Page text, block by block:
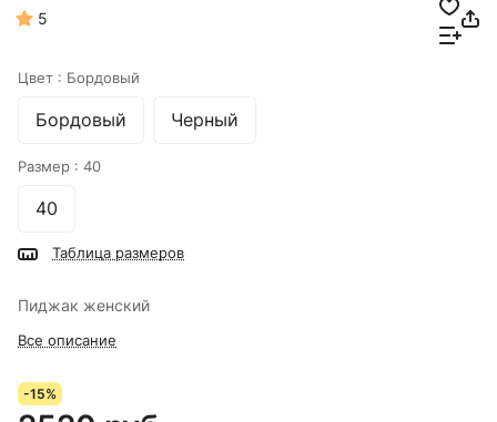
5
Цвет : Бордовый
Бордовый Черный
Размер : 40
40
Таблица размеров
Пиджак женский
Все описание
-15%